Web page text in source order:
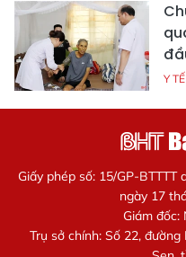
Y TẾ
Giấy phép số: 15/GP-
ngày 17
Giám đốc:
Trụ sở chính: Số 22,